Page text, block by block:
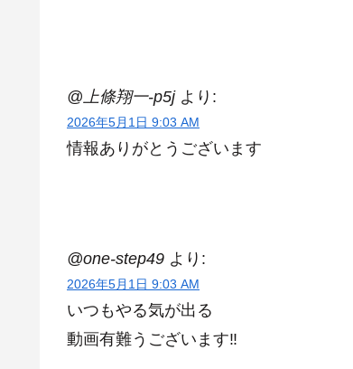
@上條翔一-p5j より:
2026年5月1日 9:03 AM
情報ありがとうございます
@one-step49 より:
2026年5月1日 9:03 AM
いつもやる気が出る
動画有難うございます‼️